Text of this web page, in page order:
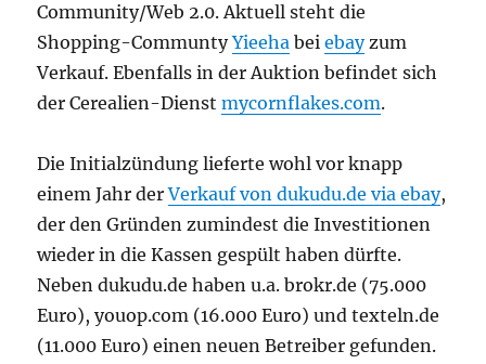
Community/Web 2.0. Aktuell steht die
Shopping-CommuntyYieeha beiebayzum
Verkauf. Ebenfalls in der Auktion befindet sich
der Cerealien-Dienstmycornflakes.com.
Die Initialzündung lieferte wohl vor knapp
einem Jahr derVerkauf von dukudu.de via ebay,
der den Gründen zumindest die Investitionen
wieder in die Kassen gespült haben dürfte.
Neben dukudu.de haben u.a. brokr.de (75.000
Euro), youop.com (16.000 Euro) und texteln.de
(11.000 Euro) einen neuen Betreiber gefunden.